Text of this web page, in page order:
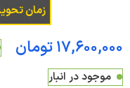
زمان تحویل کالا 1 الی 7
تومان
موجود در انبار